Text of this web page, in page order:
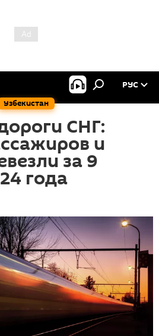
Узбекистан
РУС
СНГ:
и
за 9
года